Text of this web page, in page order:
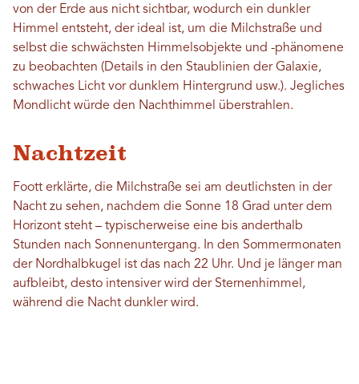
von der Erde aus nicht sichtbar, wodurch ein dunkler
Himmel entsteht, der ideal ist, um die Milchstraße und
selbst die schwächsten Himmelsobjekte und -phänomene
zu beobachten (Details in den Staublinien der Galaxie,
schwaches Licht vor dunklem Hintergrund usw.). Jegliches
Mondlicht würde den Nachthimmel überstrahlen.
Nachtzeit
Foott erklärte, die Milchstraße sei am deutlichsten in der
Nacht zu sehen, nachdem die Sonne 18 Grad unter dem
Horizont steht – typischerweise eine bis anderthalb
Stunden nach Sonnenuntergang. In den Sommermonaten
der Nordhalbkugel ist das nach 22 Uhr. Und je länger man
aufbleibt, desto intensiver wird der Sternenhimmel,
während die Nacht dunkler wird.